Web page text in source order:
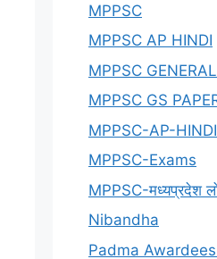
MPPSC
MPPSC AP HINDI
MPPSC
MPPSC GS
MPPSC-AP-
MPPSC-Exams
MPPSC-मध्यप्रदेश
Nibandha
Padma Awardees-